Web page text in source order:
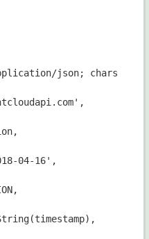
json;
04-16',